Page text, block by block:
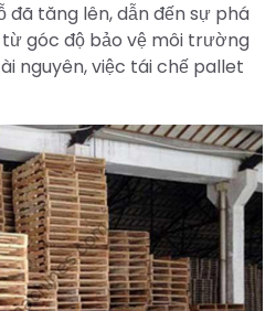
đã tăng lên, dẫn đến sự phá
góc độ bảo vệ môi trường
nguyên, việc tái chế pallet